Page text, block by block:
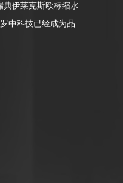
伊莱克斯欧标缩水
中科技已经成为品